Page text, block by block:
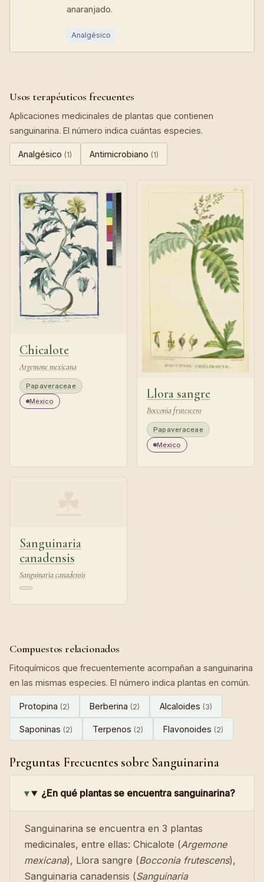
anaranjado.
Analgésico
Usos terapéuticos frecuentes
Aplicaciones medicinales de plantas que contienen
sanguinarina. El número indica cuántas especies.
Analgésico (1) Antimicrobiano (1)
Chicalote
Argemone mexicana
Papaveraceae
México
Llora sangre
Bocconia frutescens
Papaveraceae
México
Sanguinaria
canadensis
Sanguinaria canadensis
Compuestos relacionados
Fitoquímicos que frecuentemente acompañan a sanguinarina
en las mismas especies. El número indica plantas en común.
Protopina (2) Berberina (2) Alcaloides (3)
Saponinas (2) Terpenos (2) Flavonoides (2)
Preguntas Frecuentes sobre Sanguinarina
¿En qué plantas se encuentra sanguinarina?
Sanguinarina se encuentra en 3 plantas
medicinales, entre ellas: Chicalote (Argemone
mexicana), Llora sangre (Bocconia frutescens),
Sanguinaria canadensis (Sanguinaria